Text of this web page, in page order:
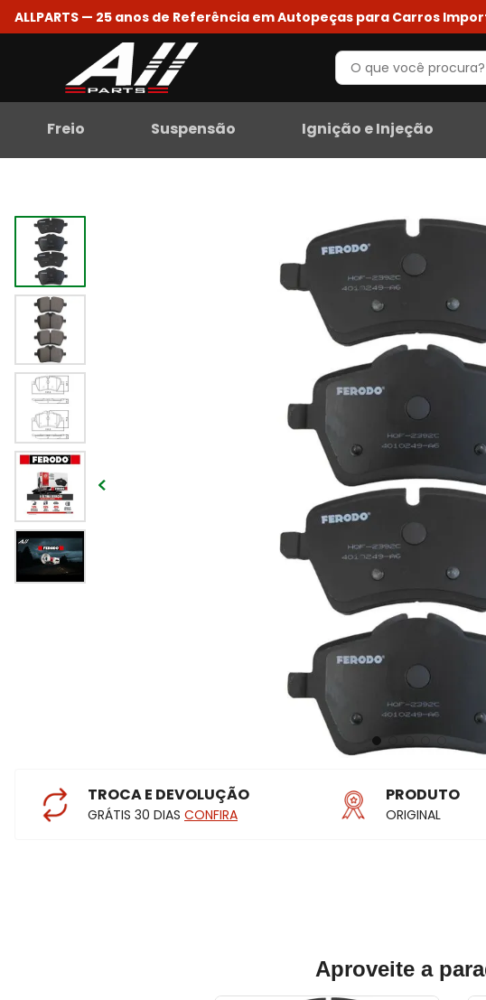
ALLPARTS — 25 anos de Referência em Autopeças para Carros
Freio Suspensão Ignição e Injeção
TROCA E DEVOLUÇÃO
GRÁTIS 30 DIAS CONFIRA
PRODUTO
ORIGINAL
Aproveite a